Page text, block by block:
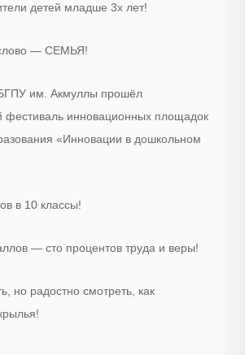
детей младше 3х лет!
— СЕМЬЯ!
им. Акмуллы прошёл
фестиваль инновационных площадок
«Инновации в дошкольном
в 10 классы!
— сто процентов труда и веры!
но радостно смотреть, как